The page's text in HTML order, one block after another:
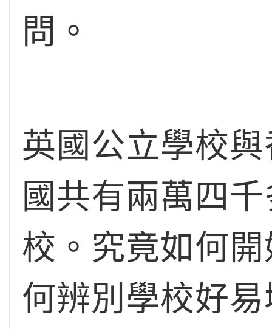
問。
英國公立學校
國共有兩萬四
校。究竟如何
何辨別學校好